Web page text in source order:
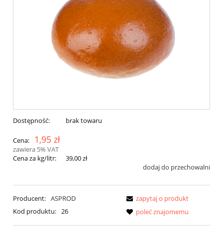
Dostępność: brak towaru
Cena: 1,95 zł
zawiera 5% VAT
Cena za kg/litr:
39,00 zł
dodaj do przechowalni
Producent: ASPROD
Kod produktu: 26
zapytaj o produkt
poleć znajomemu